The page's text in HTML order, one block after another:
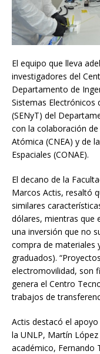
El equipo que lleva
investigadores del
Departamento de
Sistemas Electrónicos
(SENyT) del
con la colaboración
Atómica (CNEA) y de
Espaciales (CONAE).
El decano de la
Marcos Actis, resaltó
similares
dólares, mientras que
una inversión que no
compra de materiales
graduados).
electromovilidad, son
genera el Centro
trabajos de
Actis destacó el
la UNLP, Martín
académico, Fernando